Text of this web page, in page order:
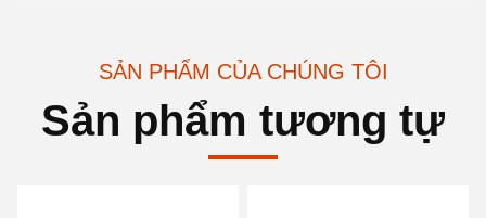
SẢN PHẨM CỦA CHÚNG TÔI
Sản phẩm tương tự